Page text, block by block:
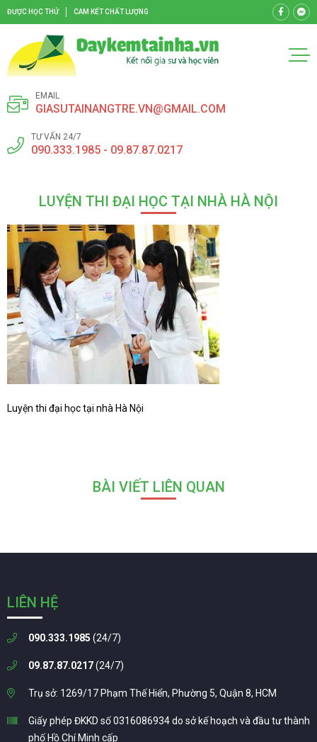
ĐƯỢC HỌC THỬ CAM KẾT CHẤT LƯỢNG
EMAIL
GIASUTAINANGTRE.VN@GMAIL.COM
TƯ VẤN 24/7
090.333.1985 - 09.87.87.0217
LUYỆN THI ĐẠI HỌC TẠI NHÀ HÀ NỘI
Luyện thi đại học tại nhà Hà Nội
BÀI VIẾT LIÊN QUAN
LIÊN HỆ
090.333.1985 (24/7)
09.87.87.0217(24/7)
Trụ sở: 1269/17 Phạm Thế Hiển, Phường 5, Quận 8, HCM
Giấy phép ĐKKD số 0316086934 do sở kế hoạch và đầu tư thành
phố Hồ Chí Minh cấp